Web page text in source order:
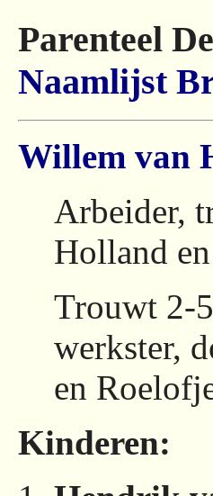
Parenteel
Naamlijst
Willem van
Arbeider,
Holland
Trouwt 2-
werkster,
en
Kinderen: